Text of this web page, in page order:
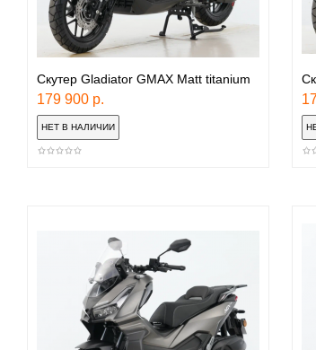
Скутер Gladiator GMAX Matt titanium
179 900 р.